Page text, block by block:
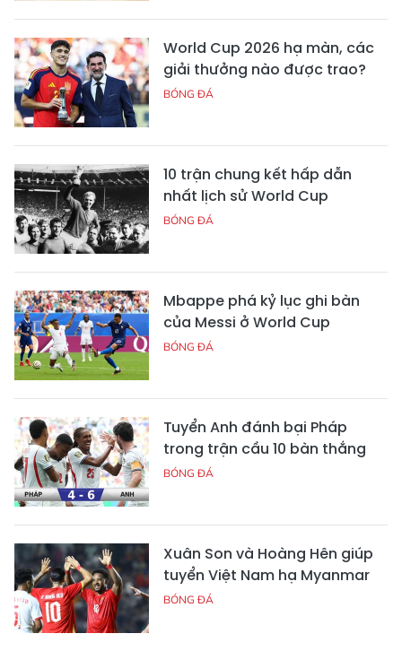
World Cup 2026 hạ màn, các
giải thưởng nào được trao?
BÓNG ĐÁ
10 trận chung kết hấp dẫn
nhất lịch sử World Cup
BÓNG ĐÁ
Mbappe phá kỷ lục ghi bàn
của Messi ở World Cup
BÓNG ĐÁ
Tuyển Anh đánh bại Pháp
trong trận cầu 10 bàn thắng
BÓNG ĐÁ
Xuân Son và Hoàng Hên giúp
tuyển Việt Nam hạ Myanmar
BÓNG ĐÁ